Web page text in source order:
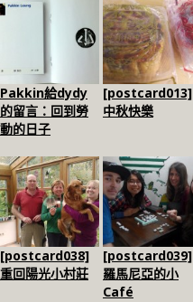
Pakkin給dydy
的留言：回到勞
動的日子
[postcard013]
中秋快樂
[postcard038]
重回陽光小村莊
[postcard039]
羅馬尼亞的小
Café